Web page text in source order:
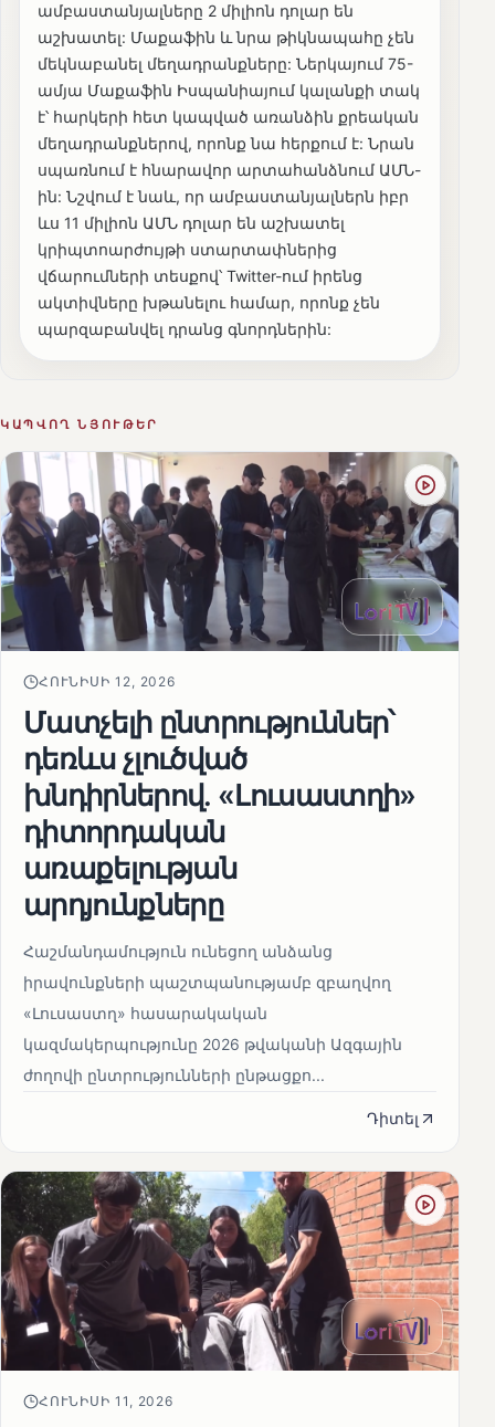
ամբաստանյալները 2 միլիոն դոլար են
աշխատել: Մաքաֆին և նրա թիկնապահը չեն
մեկնաբանել մեղադրանքները: Ներկայում 75-
ամյա Մաքաֆին Իսպանիայում կալանքի տակ
է՝ հարկերի հետ կապված առանձին քրեական
մեղադրանքներով, որոնք նա հերքում է: Նրան
սպառնում է հնարավոր արտահանձնում ԱՄՆ-
ին: Նշվում է նաև, որ ամբաստանյալներն իբր
ևս 11 միլիոն ԱՄՆ դոլար են աշխատել
կրիպտոարժույթի ստարտափներից
վճարումների տեսքով՝ Twitter-ում իրենց
ակտիվները խթանելու համար, որոնք չեն
պարզաբանվել դրանց գնորդներին:
ԿԱՊՎՈՂ ՆՅՈՒԹԵՐ
ՀՈՒՆԻՍԻ 12, 2026
Մատչելի ընտրություններ՝
դեռևս չլուծված
խնդիրներով. «Լուսաստղի»
դիտորդական
առաքելության
արդյունքները
Հաշմանդամություն ունեցող անձանց
իրավունքների պաշտպանությամբ զբաղվող
«Լուսաստղ» հասարակական
կազմակերպությունը 2026 թվականի Ազգային
ժողովի ընտրությունների ընթացքո...
Դիտել
ՀՈՒՆԻՍԻ 11, 2026